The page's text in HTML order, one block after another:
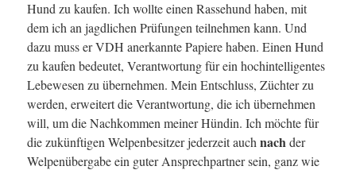
Hund zu kaufen. Ich wollte einen Rassehund haben, mit
dem ich an jagdlichen Prüfungen teilnehmen kann. Und
dazu muss er VDH anerkannte Papiere haben. Einen Hund
zu kaufen bedeutet, Verantwortung für ein hochintelligentes
Lebewesen zu übernehmen. Mein Entschluss, Züchter zu
werden, erweitert die Verantwortung, die ich übernehmen
will, um die Nachkommen meiner Hündin. Ich möchte für
die zukünftigen Welpenbesitzer jederzeit auch nach der
Welpenübergabe ein guter Ansprechpartner sein, ganz wie